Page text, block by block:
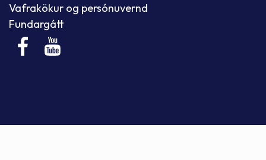
Vafrakökur og persónuvernd
Fundargátt